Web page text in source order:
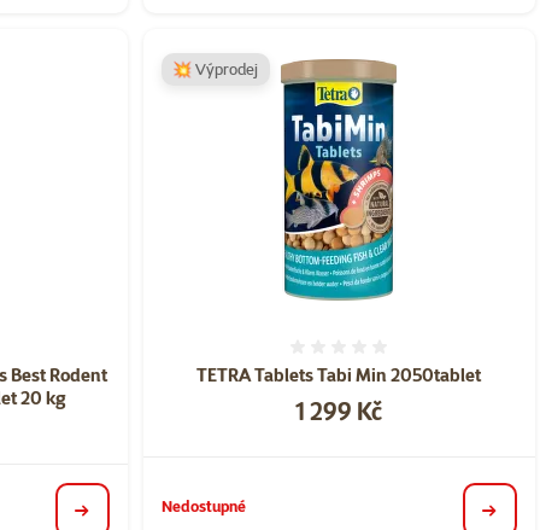
Best Rodent
20 kg
detail
TETRA Tablets Tabi Min 2050tablet
Cena
1 299 Kč
💥 Výprodej
Nedostupné
detail